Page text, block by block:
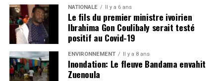
NATIONALE Il y a 6 ans
Le fils du premier ministre ivoirien
Ibrahima Gon Coulibaly serait testé
positif au Covid-19
ENVIRONNEMENT Il y a 8 ans
Inondation: Le fleuve Bandama envahit
Zuenoula